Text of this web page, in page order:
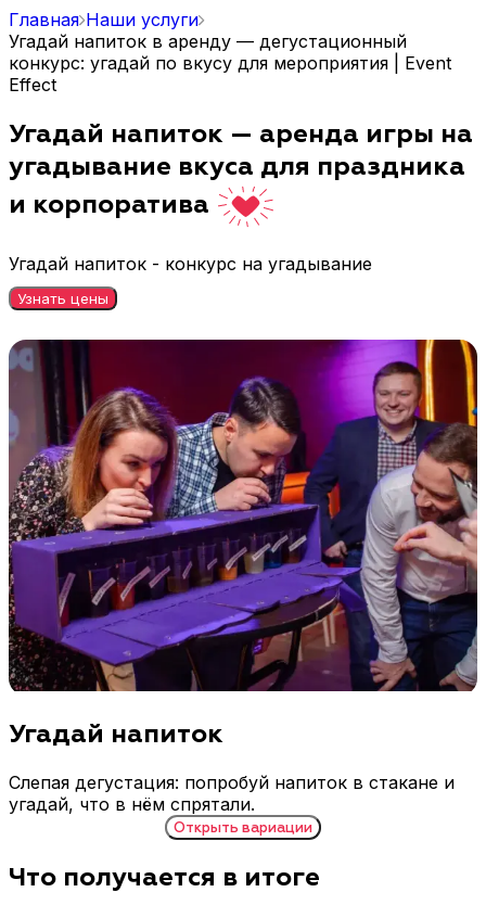
Главная Наши услуги
Угадай напиток в аренду — дегустационный
конкурс: угадай по вкусу для мероприятия | Event
Effect
Угадай напиток — аренда игры на
угадывание вкуса для праздника
и корпоратива
Угадай напиток - конкурс на угадывание
Узнать цены
Угадай напиток
Слепая дегустация: попробуй напиток в стакане и
угадай, что в нём спрятали.
Открыть вариации
Форматы интерактива угадай напиток: как можно
Что получается в итоге